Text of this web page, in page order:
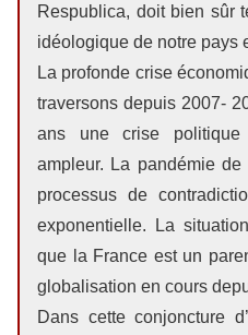
Respublica, doit bien sûr
idéologique de notre pays
La profonde crise
traversons depuis 2007-
ans une crise
ampleur. La pandémie
processus de
exponentielle. La
que la France est un
globalisation en cours
Dans cette conjoncture